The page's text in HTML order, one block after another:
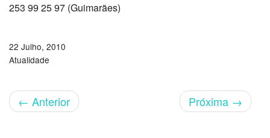
253 99 25 97 (Guimarães)
22 Julho, 2010
Atualidade
← Anterior Próxima →